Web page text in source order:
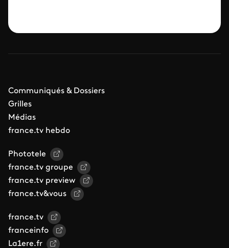
Communiqués & Dossiers
Grilles
Médias
france.tv hebdo
Phototele
france.tv groupe
france.tv preview
france.tv&vous
france.tv
franceinfo
La1ere.fr